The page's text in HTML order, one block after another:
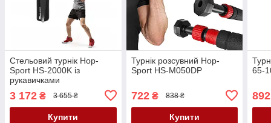
Стельовий турнік Hop-
Sport HS-2000K із
рукавичками
3 172 ₴ 3 655 ₴
Купити
Турнік розсувний Hop-
Sport HS-M050DP
722₴ 838 ₴
Купити
65-
892